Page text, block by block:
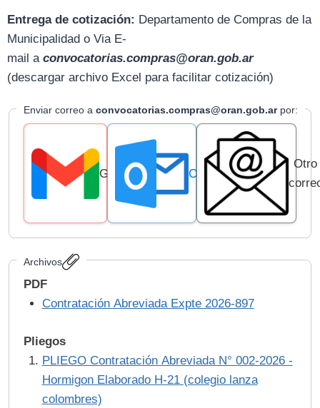
Entrega de cotización: Departamento de Compras de la
Municipalidad o Via E-
mail a convocatorias.compras@oran.gob.ar
(descargar archivo Excel para facilitar cotización)
Enviar correo a convocatorias.compras@oran.gob.arpor:
Gmail Outlook
Otro
Archivos
PDF
Contratación Abreviada Expte 2026-897
Pliegos
PLIEGO Contratación Abreviada N° 002-2026 -
Hormigon Elaborado H-21 (colegio lanza
colombres)